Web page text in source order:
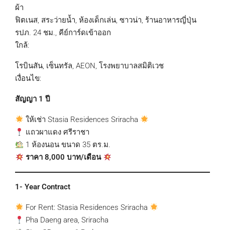
ผ้า
ฟิตเนส, สระว่ายน้ำ, ห้องเด็กเล่น, ซาวน่า, ร้านอาหารญี่ปุ่น
รปภ. 24 ชม., คีย์การ์ดเข้าออก
ใกล้:
โรบินสัน, เซ็นทรัล, AEON, โรงพยาบาลสมิติเวช
เงื่อนไข:
สัญญา 1 ปี
ให้เช่า Stasia Residences Sriracha
แถวผาแดง ศรีราชา
1 ห้องนอน ขนาด 35 ตร.ม.
ราคา 8,000 บาท/เดือน
1- Year Contract
For Rent: Stasia Residences Sriracha
Pha Daeng area, Sriracha